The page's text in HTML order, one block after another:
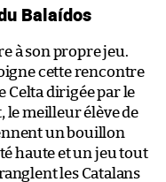
Balaídos
à son propre jeu.
cette rencontre
Celta dirigée par le
le meilleur élève de
un bouillon
haute et un jeu tout
les Catalans